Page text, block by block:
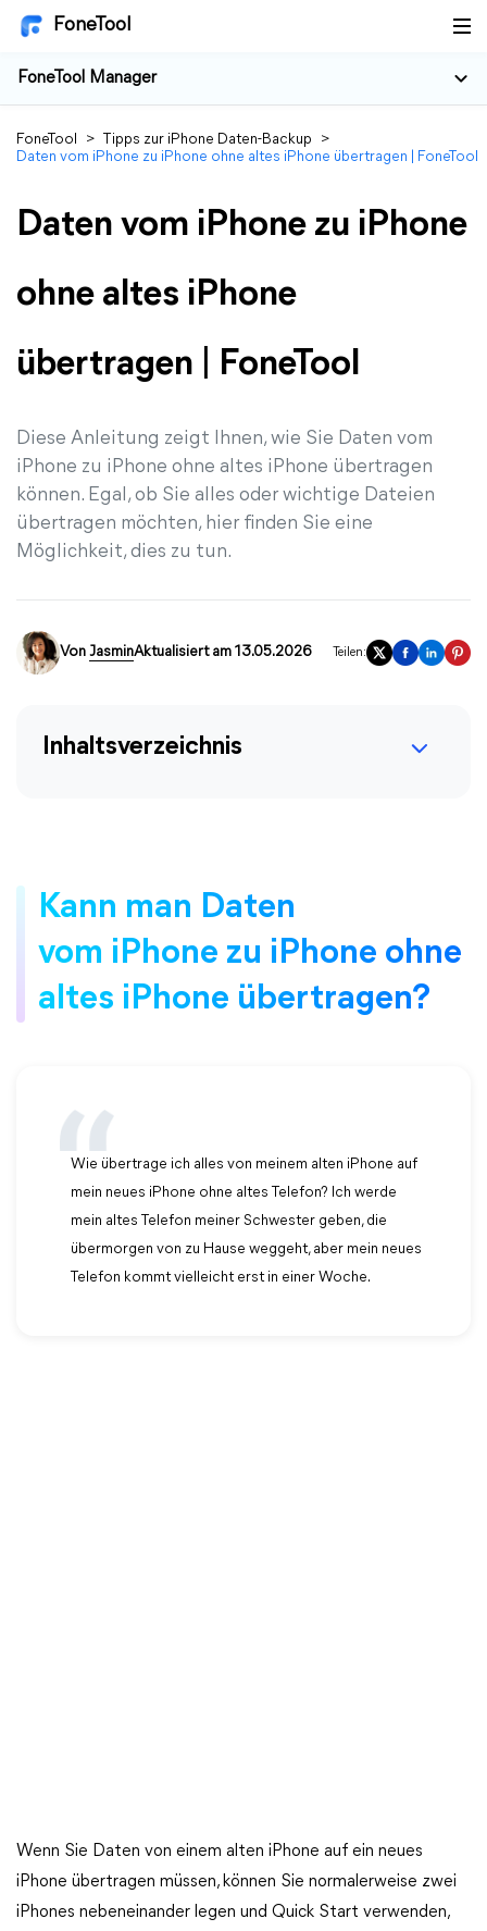
FoneTool
FoneTool Manager
FoneTool > Tipps zur iPhone Daten-Backup
>
Daten vom iPhone zu iPhone ohne altes iPhone übertragen | FoneTool
Daten vom iPhone zu iPhone
ohne altes iPhone
übertragen | FoneTool
Diese Anleitung zeigt Ihnen, wie Sie Daten vom
iPhone zu iPhone ohne altes iPhone übertragen
können. Egal, ob Sie alles oder wichtige Dateien
übertragen möchten, hier finden Sie eine
Möglichkeit, dies zu tun.
Von JasminAktualisiert am 13.05.2026 Teilen:
Inhaltsverzeichnis
Kann man Daten
vom iPhone zu iPhone ohne
altes iPhone übertragen?
Wie übertrage ich alles von meinem alten iPhone auf
mein neues iPhone ohne altes Telefon? Ich werde
mein altes Telefon meiner Schwester geben, die
übermorgen von zu Hause weggeht, aber mein neues
Telefon kommt vielleicht erst in einer Woche.
Wenn Sie Daten von einem alten iPhone auf ein neues
iPhone übertragen müssen, können Sie normalerweise zwei
iPhones nebeneinander legen und Quick Start verwenden,